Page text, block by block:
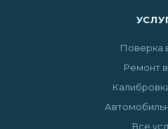
Поверка
Ремонт
Все